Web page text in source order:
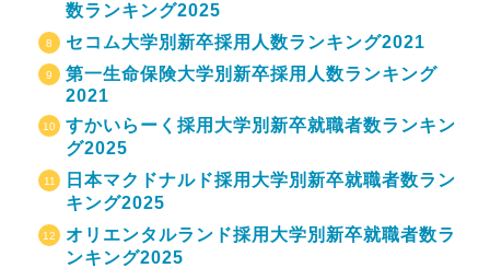
数ランキング2025
セコム大学別新卒採用人数ランキング2021
第一生命保険大学別新卒採用人数ランキング
2021
すかいらーく採用大学別新卒就職者数ランキン
グ2025
日本マクドナルド採用大学別新卒就職者数ラン
キング2025
オリエンタルランド採用大学別新卒就職者数ラ
ンキング2025